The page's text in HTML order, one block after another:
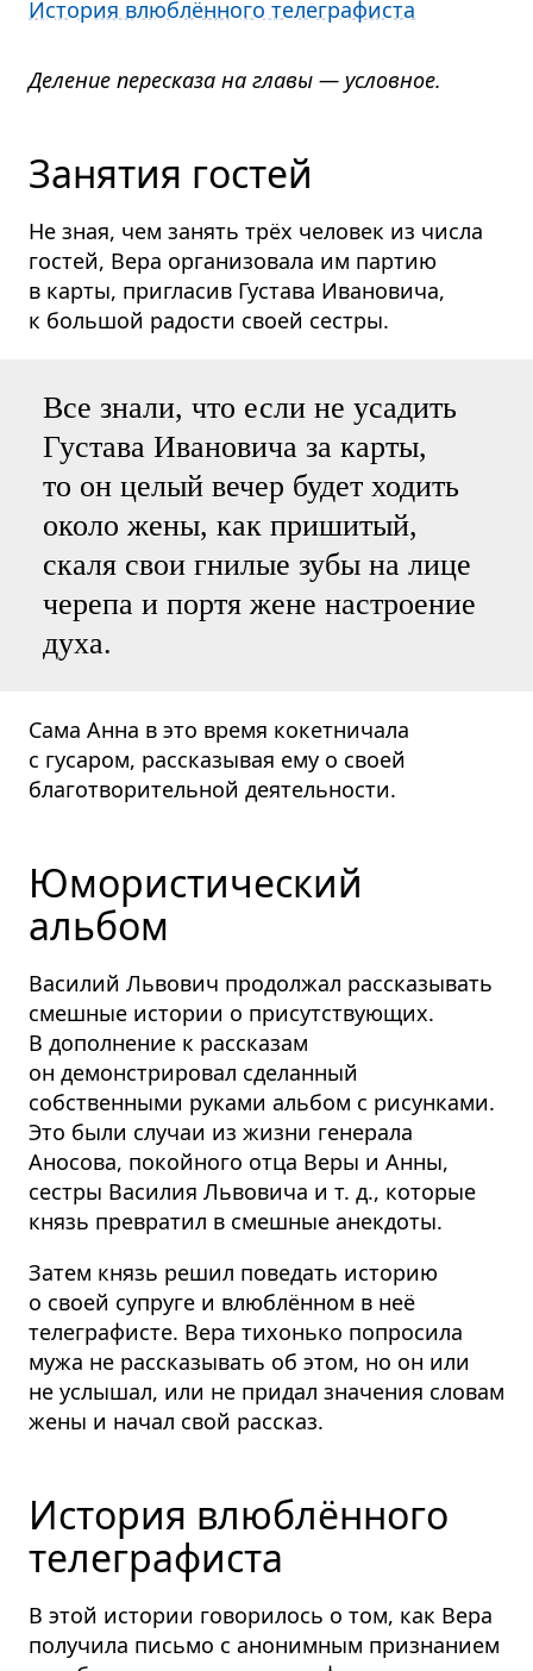
История влюблённого телеграфиста
Деление пересказа на главы — условное.
Занятия гостей
Не зная, чем занять трёх человек из числа
гостей, Вера организовала им партию
в карты, пригласив Густава Ивановича,
к большой радости своей сестры.
Все знали, что если не усадить
Густава Ивановича за карты,
то он целый вечер будет ходить
около жены, как пришитый,
скаля свои гнилые зубы на лице
черепа и портя жене настроение
духа.
Сама Анна в это время кокетничала
с гусаром, рассказывая ему о своей
благотворительной деятельности.
Юмористический
альбом
Василий Львович продолжал рассказывать
смешные истории о присутствующих.
В дополнение к рассказам
он демонстрировал сделанный
собственными руками альбом с рисунками.
Это были случаи из жизни генерала
Аносова, покойного отца Веры и Анны,
сестры Василия Львовича и т. д., которые
князь превратил в смешные анекдоты.
Затем князь решил поведать историю
о своей супруге и влюблённом в неё
телеграфисте. Вера тихонько попросила
мужа не рассказывать об этом, но он или
не услышал, или не придал значения словам
жены и начал свой рассказ.
История влюблённого
телеграфиста
В этой истории говорилось о том, как Вера
получила письмо с анонимным признанием